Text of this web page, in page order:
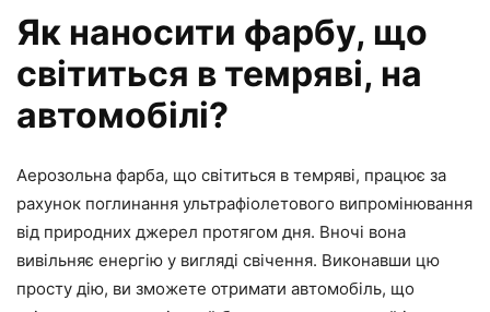
Як наносити фарбу, що
світиться в темряві, на
автомобілі?
Аерозольна фарба, що світиться в темряві, працює за
рахунок поглинання ультрафіолетового випромінювання
від природних джерел протягом дня. Вночі вона
вивільняє енергію у вигляді свічення. Виконавши цю
просту дію, ви зможете отримати автомобіль, що